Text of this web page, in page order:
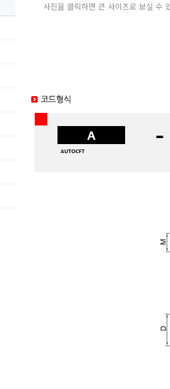
사진을 클릭하면 큰 사이즈로 보실 수